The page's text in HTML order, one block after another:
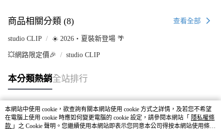
商品相關分類 (8) 查看全部
studio CLIP ☀️ 2026・夏裝新登場 🌴
💥網路限定價🎉 studio CLIP
本分類熱銷全站排行
熱門標籤
本網站中使用 cookie，欲查詢有關本網站使用 cookie 方式之詳情，及若您不希望
在電腦上使用 cookie 時應如何變更電腦的 cookie 設定，請參閱本網站「 隱私權條
款 」之 Cookie 聲明。您繼續使用本網站即表示您同意本公司得按本網站使用條款